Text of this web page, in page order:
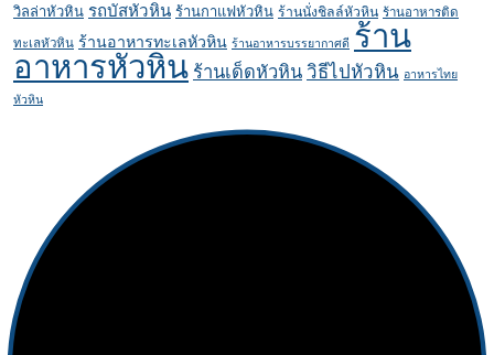
วิลล่าหัวหิน รถบัสหัวหิน ร้านกาแฟหัวหิน ร้านนั่งชิลล์หัวหิน ร้านอาหารติด
ทะเลหัวหิน ร้านอาหารทะเลหัวหิน ร้านอาหารบรรยากาศดี ร้าน
อาหารหัวหิน ร้านเด็ดหัวหิน วิธีไปหัวหิน อาหารไทย
หัวหิน